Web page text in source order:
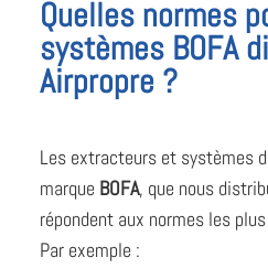
Quelles normes
systèmes BOFA
Airpropre ?
Les extracteurs et systèmes
marque BOFA, que nous
répondent aux normes les
Par exemple :